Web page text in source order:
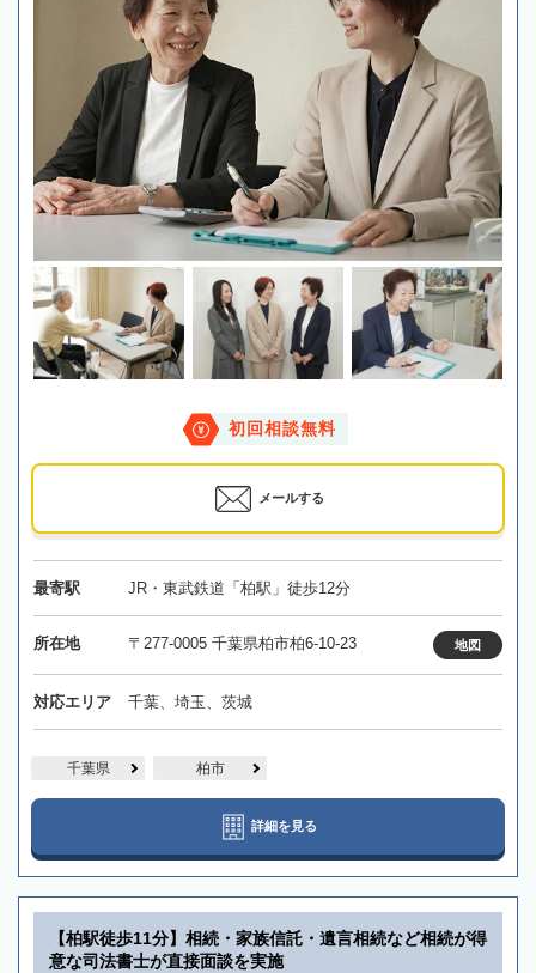
初回相談無料
メールする
最寄駅 JR・東武鉄道「柏駅」徒歩12分
所在地 〒277-0005 千葉県柏市柏6-10-23 地図
対応エリア 千葉、埼玉、茨城
千葉県 柏市
詳細を見る
【柏駅徒歩11分】相続・家族信託・遺言相続など相続が得
意な司法書士が直接面談を実施